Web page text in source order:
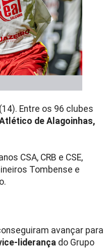
Entre os 96 clubes
de Alagoinhas,
CSA, CRB e CSE,
Tombense e
avançar para
liderança do Grupo